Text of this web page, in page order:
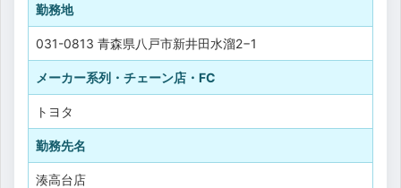
勤務地
031-0813 青森県八戸市新井田水溜2−1
メーカー系列・チェーン店・FC
トヨタ
勤務先名
湊高台店